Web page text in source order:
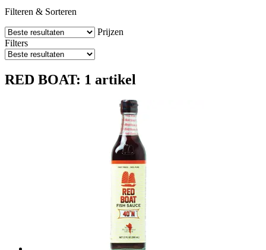
Filteren & Sorteren
Prijzen
Filters
RED BOAT: 1 artikel